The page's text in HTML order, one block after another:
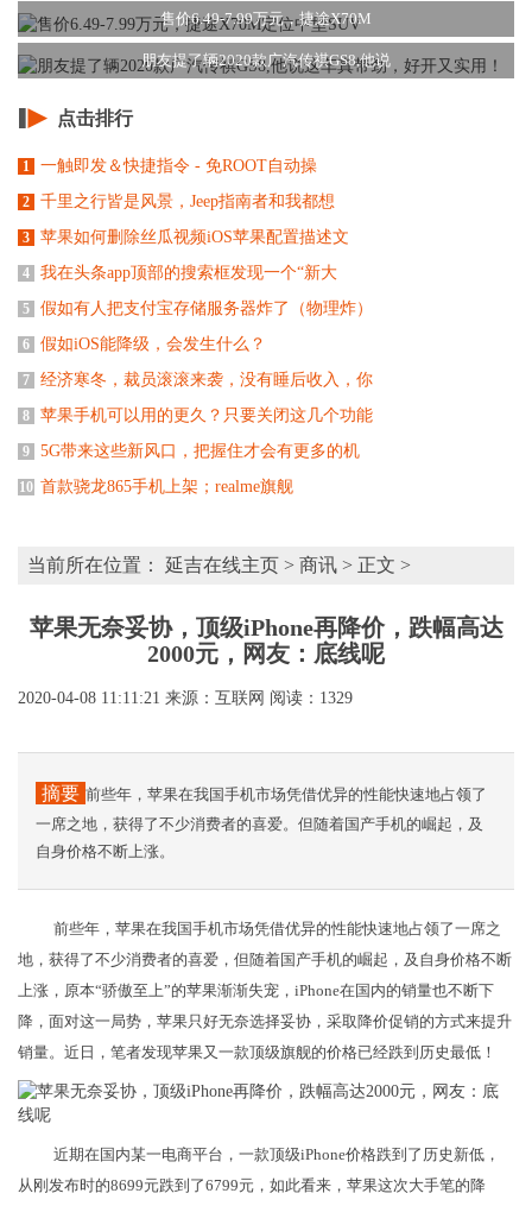
售价6.49-7.99万元，捷途X70M
朋友提了辆2020款广汽传祺GS8,他说
点击排行
1 一触即发＆快捷指令 - 免ROOT自动操
2 千里之行皆是风景，Jeep指南者和我都想
3 苹果如何删除丝瓜视频iOS苹果配置描述文
4 我在头条app顶部的搜索框发现一个“新大
5 假如有人把支付宝存储服务器炸了（物理炸）
6 假如iOS能降级，会发生什么？
7 经济寒冬，裁员滚滚来袭，没有睡后收入，你
8 苹果手机可以用的更久？只要关闭这几个功能
9 5G带来这些新风口，把握住才会有更多的机
10 首款骁龙865手机上架；realme旗舰
当前所在位置： 延吉在线主页 > 商讯 > 正文 >
苹果无奈妥协，顶级iPhone再降价，跌幅高达
2000元，网友：底线呢
2020-04-08 11:11:21 来源：互联网 阅读：1329
摘要 前些年，苹果在我国手机市场凭借优异的性能快速地占领了
一席之地，获得了不少消费者的喜爱。但随着国产手机的崛起，及
自身价格不断上涨。
前些年，苹果在我国手机市场凭借优异的性能快速地占领了一席之
地，获得了不少消费者的喜爱，但随着国产手机的崛起，及自身价格不断
上涨，原本“骄傲至上”的苹果渐渐失宠，iPhone在国内的销量也不断下
降，面对这一局势，苹果只好无奈选择妥协，采取降价促销的方式来提升
销量。近日，笔者发现苹果又一款顶级旗舰的价格已经跌到历史最低！
近期在国内某一电商平台，一款顶级iPhone价格跌到了历史新低，
从刚发布时的8699元跌到了6799元，如此看来，苹果这次大手笔的降